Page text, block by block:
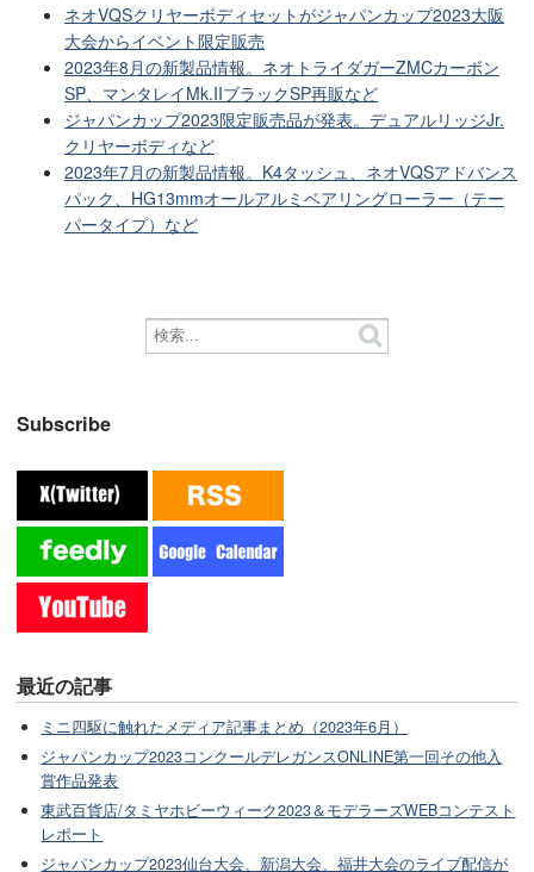
ネオVQSクリヤーボディセットがジャパンカップ2023大阪
大会からイベント限定販売
2023年8月の新製品情報。ネオトライダガーZMCカーボン
SP、マンタレイMk.IIブラックSP再販など
ジャパンカップ2023限定販売品が発表。デュアルリッジJr.
クリヤーボディなど
2023年7月の新製品情報。K4タッシュ、ネオVQSアドバンス
パック、HG13mmオールアルミベアリングローラー（テー
パータイプ）など
Subscribe
最近の記事
ミニ四駆に触れたメディア記事まとめ（2023年6月）
ジャパンカップ2023コンクールデレガンスONLINE第一回その他入
賞作品発表
東武百貨店/タミヤホビーウィーク2023＆モデラーズWEBコンテスト
レポート
ジャパンカップ2023仙台大会、新潟大会、福井大会のライブ配信が